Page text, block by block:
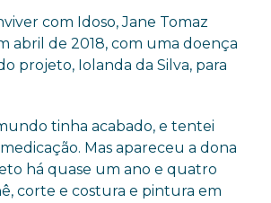
com Idoso, Jane Tomaz
abril de 2018, com uma doença
projeto, Iolanda da Silva, para
tinha acabado, e tentei
Mas apareceu a dona
há quase um ano e quatro
corte e costura e pintura em